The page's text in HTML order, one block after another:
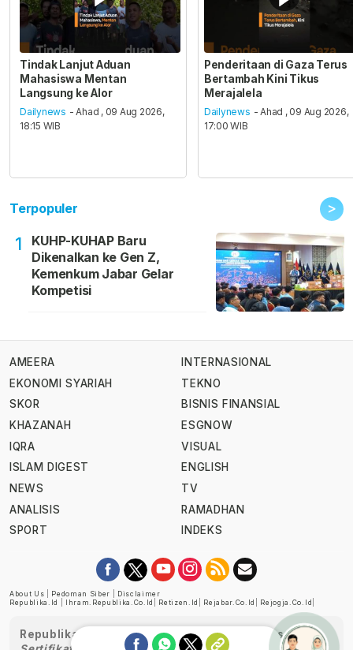
Tindak Lanjut Aduan
Mahasiswa Mentan
Langsung ke Alor
Dailynews - Ahad , 09 Aug 2026,
18:15 WIB
Penderitaan di Gaza Terus
Bertambah Kini Tikus
Merajalela
Dailynews - Ahad , 09 Aug 2026,
17:00 WIB
Terpopuler >
1
KUHP-KUHAP Baru
Dikenalkan ke Gen Z,
Kemenkum Jabar Gelar
Kompetisi
AMEERA
EKONOMI SYARIAH
SKOR
KHAZANAH
IQRA
ISLAM DIGEST
NEWS
ANALISIS
SPORT
INTERNASIONAL
TEKNO
BISNIS FINANSIAL
ESGNOW
VISUAL
ENGLISH
TV
RAMADHAN
INDEKS
About Us Pedoman Siber
Disclaimer
Republika.id
Ihram.republika.co.id Retizen.id Rejabar.co.id Rejogja.co.id
Republika telah diverifikasi oleh Dewan Pers